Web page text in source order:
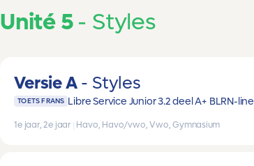
Unité 5 Styles
Versie A Styles
TOETS FRANS Libre Service Junior 3.2 deel A+ BLRN-line
1e jaar, 2e jaar Havo, Havo/vwo, Vwo, Gymnasium